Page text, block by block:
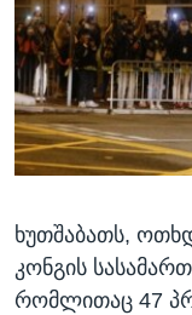
ᲡᲢᲣᲓᲘᲐ
ᲔᲙᲝᲜᲝᲛᲘᲙᲐ
ᲯᲐᲜᲛᲠᲗᲔᲚᲝᲑᲐ
ᲛᲔᲪᲜᲘᲔᲠᲔᲑᲐ
ᲘᲜᲢᲔᲠᲕᲘᲣ
ᲒᲐᲚᲘᲚᲔᲝ
ᲓᲔᲖᲘᲜᲤᲝᲠᲛᲐᲪᲘᲐ
Learning English
ᲗᲕᲐᲚᲘ ᲒᲕᲐᲓᲔᲕᲜᲔᲗ
ენები
ხუთშაბათს,
კონგის
რომლითაც 47